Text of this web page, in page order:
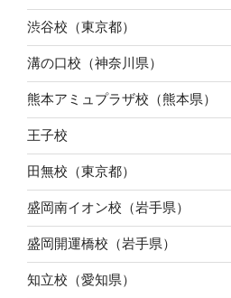
渋谷校（東京都）
溝の口校（神奈川県）
熊本アミュプラザ校（熊本県）
王子校
田無校（東京都）
盛岡南イオン校（岩手県）
盛岡開運橋校（岩手県）
知立校（愛知県）